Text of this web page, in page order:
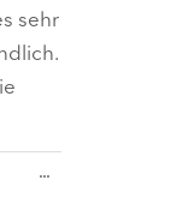
sehrein-/ausblenden.
...Diese